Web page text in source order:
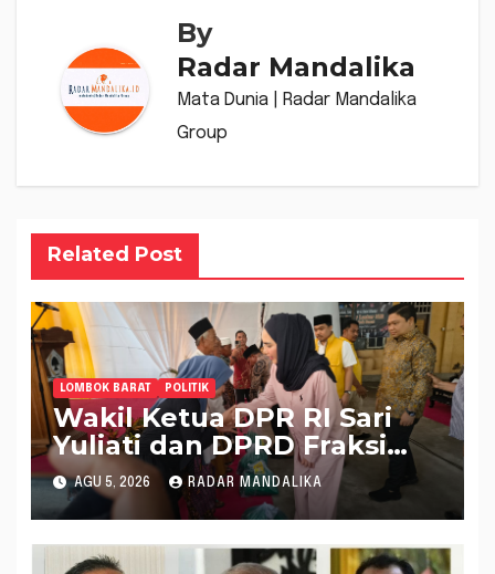
By
Radar Mandalika
Mata Dunia | Radar Mandalika
Group
Related Post
LOMBOK BARAT POLITIK
Wakil Ketua DPR RI Sari
Yuliati dan DPRD Fraksi
Golkar Kolaborasi
Alokasikan Ratusan Unit
Bantuan RTLH
AGU 5, 2026 RADAR MANDALIKA